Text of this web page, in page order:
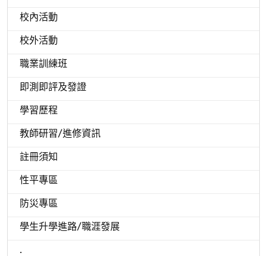
校內活動
校外活動
職業訓練班
即測即評及發證
學習歷程
教師研習/進修資訊
註冊須知
性平專區
防災專區
學生升學進路/職涯發展
.